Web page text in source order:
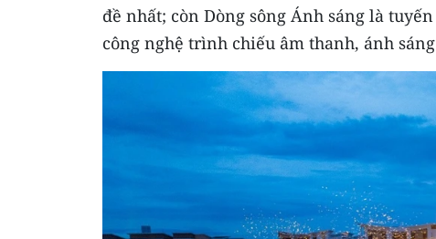
đề nhất; còn Dòng sông Ánh sáng là
công nghệ trình chiếu âm thanh, ánh